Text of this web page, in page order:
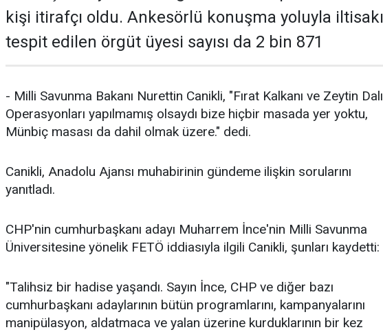
kişi itirafçı oldu. Ankesörlü konuşma yoluyla iltisakı
tespit edilen örgüt üyesi sayısı da 2 bin 871
- Milli Savunma Bakanı Nurettin Canikli, "Fırat Kalkanı ve Zeytin Dalı
Operasyonları yapılmamış olsaydı bize hiçbir masada yer yoktu,
Münbiç masası da dahil olmak üzere." dedi.
Canikli, Anadolu Ajansı muhabirinin gündeme ilişkin sorularını
yanıtladı.
CHP'nin cumhurbaşkanı adayı Muharrem İnce'nin Milli Savunma
Üniversitesine yönelik FETÖ iddiasıyla ilgili Canikli, şunları kaydetti:
"Talihsiz bir hadise yaşandı. Sayın İnce, CHP ve diğer bazı
cumhurbaşkanı adaylarının bütün programlarını, kampanyalarını
manipülasyon, aldatmaca ve yalan üzerine kurduklarının bir kez